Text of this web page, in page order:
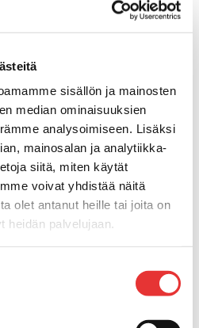
sisällön ja mainosten
median ominaisuuksien
analysoimiseen. Lisäksi
mainosalan ja analytiikka-
siitä, miten käytät
voivat yhdistää näitä
olet antanut heille tai joita on
heidän palvelujaan.
ajovarusteet
Ajohousut
Ajotakit